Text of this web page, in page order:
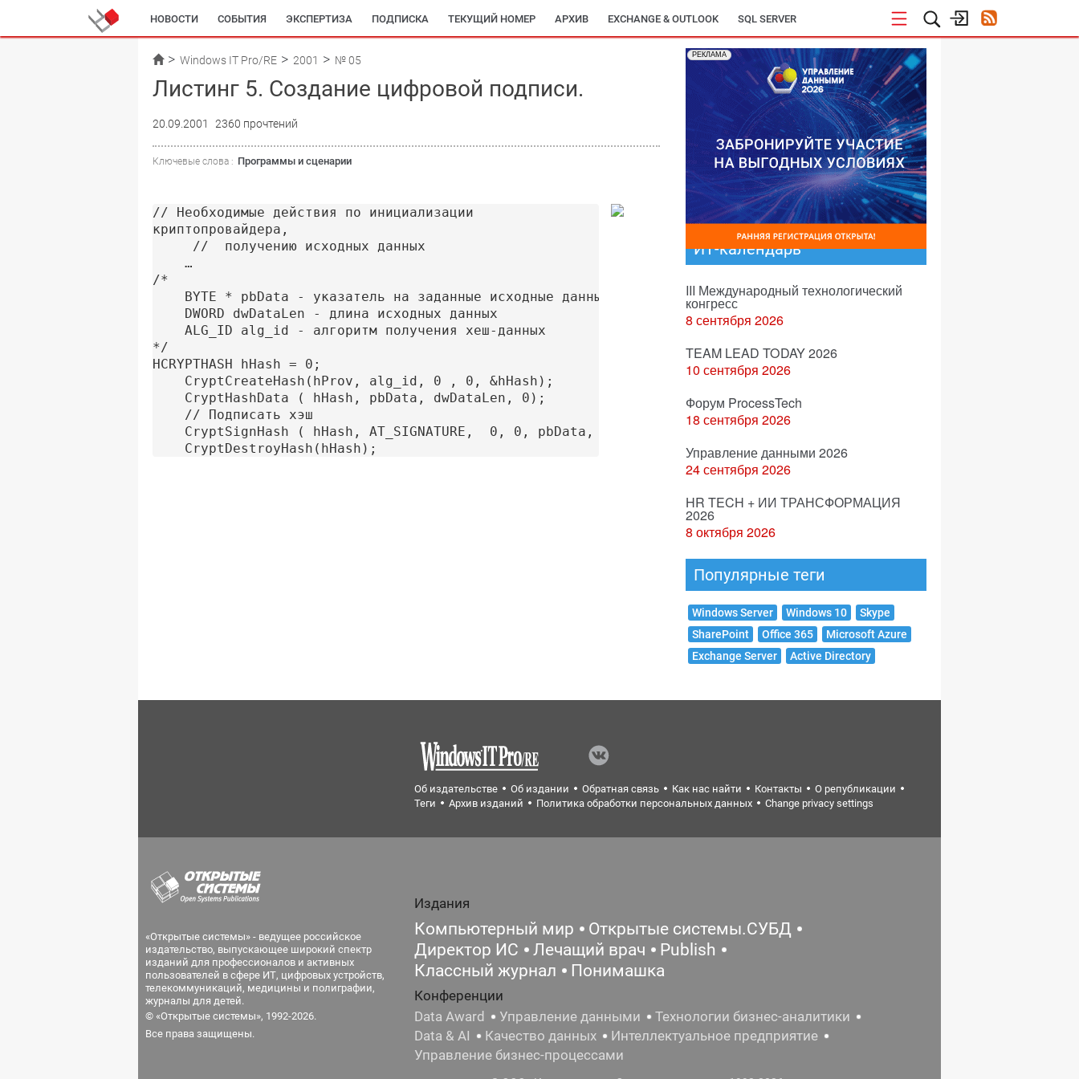
НОВОСТИ СОБЫТИЯ ЭКСПЕРТИЗА ПОДПИСКА ТЕКУЩИЙ НОМЕР АРХИВ EXCHANGE & OUTLOOK SQL SERVER
Windows IT Pro/RE 2001 № 05
Листинг 5. Создание цифровой подписи.
20.09.2001 2360 прочтений
Ключевые слова : Программы и сценарии
// Необходимые действия по инициализации
криптопровайдера,
/*
    DWORD dwDataLen - длина исходных данных
    ALG_ID alg_id - алгоритм получения хеш-данных
*/
HCRYPTHASH hHash = 0;
	CryptDestroyHash(hHash);
РЕКЛАМА
ИТ-календарь
III Международный технологический
конгресс
8 сентября 2026
TEAM LEAD TODAY 2026
10 сентября 2026
Форум ProcessTech
18 сентября 2026
Управление данными 2026
24 сентября 2026
HR TECH + ИИ ТРАНСФОРМАЦИЯ
2026
8 октября 2026
Популярные теги
Windows Server Windows 10
Skype
SharePoint
Office 365
Microsoft Azure
Exchange Server
Active Directory
Об издательстве Об издании Обратная связь Как нас найти Контакты
О републикации
Теги
Архив изданий Политика обработки персональных данных Change privacy settings
«Открытые системы» - ведущее российское
издательство, выпускающее широкий спектр
изданий для профессионалов и активных
пользователей в сфере ИТ, цифровых устройств,
телекоммуникаций, медицины и полиграфии,
журналы для детей.
© «Открытые системы», 1992-2026.
Все права защищены.
Издания
Компьютерный мир
Открытые системы.СУБД
Директор ИС
Лечащий врач
Publish
Классный журнал
Понимашка
Конференции
Data Award
Управление данными
Технологии бизнес-аналитики
Data & AI
Качество данных
Интеллектуальное предприятие
Управление бизнес-процессами